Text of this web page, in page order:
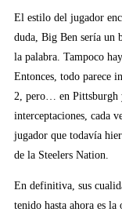
El estilo del jugador
duda, Big Ben sería un
la palabra. Tampoco
Entonces, todo parece
2, pero… en Pittsburgh
interceptaciones, cada
jugador que todavía
de la Steelers Nation.
En definitiva, sus
tenido hasta ahora es